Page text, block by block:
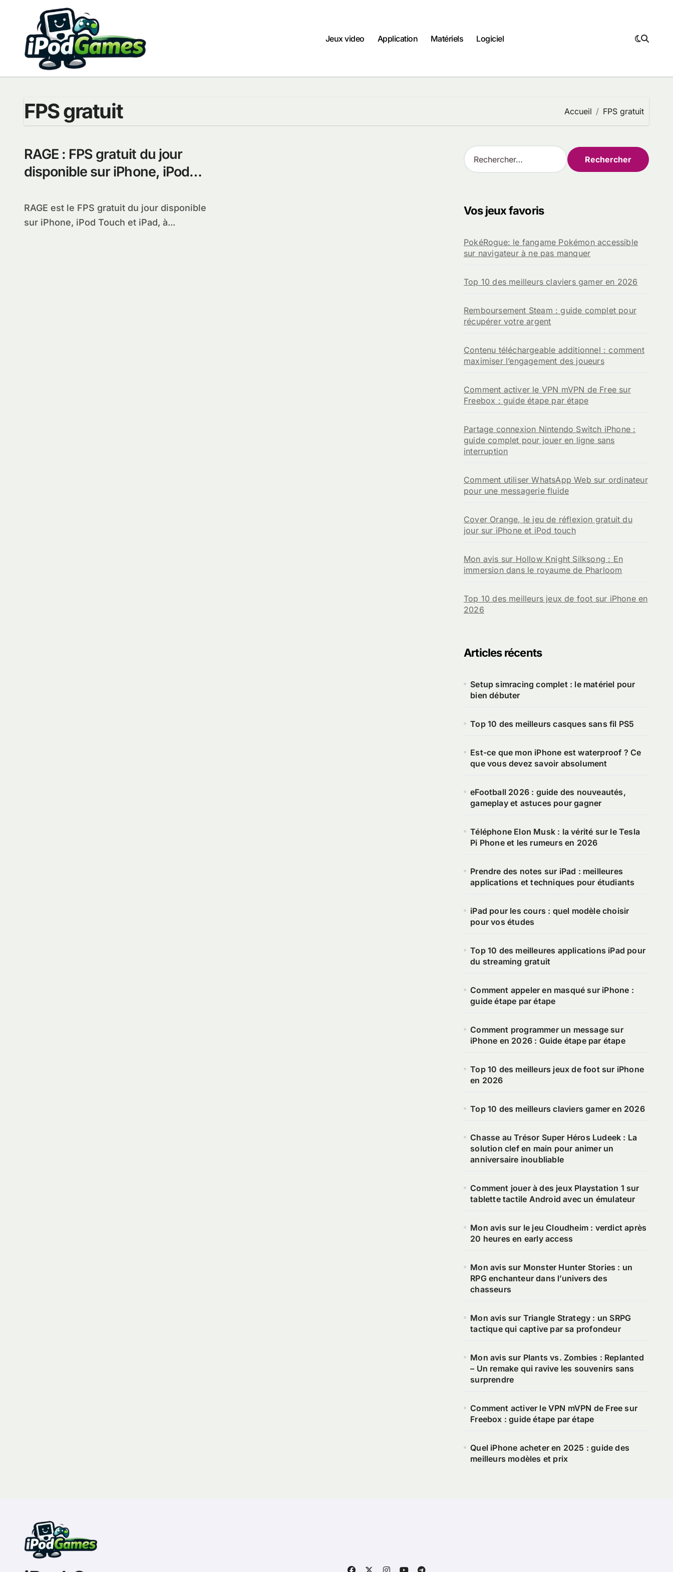
Jeux video
Application Matériels Logiciel
FPS gratuit Accueil FPS gratuit
RAGE : FPS gratuit du jour
disponible sur iPhone, iPod
RAGE est le FPS gratuit du jour disponible
sur iPhone, iPod Touch et iPad, à...
R
e
r
c
e
r
Vos jeux favoris
PokéRogue: le fangame Pokémon accessible
sur navigateur à ne pas manquer
Top 10 des meilleurs claviers gamer en 2026
Remboursement Steam : guide complet pour
récupérer votre argent
Contenu téléchargeable additionnel : comment
maximiser l’engagement des joueurs
Comment activer le VPN mVPN de Free sur
Freebox : guide étape par étape
Partage connexion Nintendo Switch iPhone :
guide complet pour jouer en ligne sans
interruption
Comment utiliser WhatsApp Web sur ordinateur
pour une messagerie fluide
Cover Orange, le jeu de réflexion gratuit du
jour sur iPhone et iPod touch
Mon avis sur Hollow Knight Silksong : En
immersion dans le royaume de Pharloom
Top 10 des meilleurs jeux de foot sur iPhone en
2026
Articles récents
Setup simracing complet : le matériel pour
bien débuter
Top 10 des meilleurs casques sans fil PS5
Est-ce que mon iPhone est waterproof ? Ce
que vous devez savoir absolument
eFootball 2026 : guide des nouveautés,
gameplay et astuces pour gagner
Téléphone Elon Musk : la vérité sur le Tesla
Pi Phone et les rumeurs en 2026
Prendre des notes sur iPad : meilleures
applications et techniques pour étudiants
iPad pour les cours : quel modèle choisir
pour vos études
Top 10 des meilleures applications iPad pour
du streaming gratuit
Comment appeler en masqué sur iPhone :
guide étape par étape
Comment programmer un message sur
iPhone en 2026 : Guide étape par étape
Top 10 des meilleurs jeux de foot sur iPhone
en 2026
Top 10 des meilleurs claviers gamer en 2026
Chasse au Trésor Super Héros Ludeek : La
solution clef en main pour animer un
anniversaire inoubliable
Comment jouer à des jeux Playstation 1 sur
tablette tactile Android avec un émulateur
Mon avis sur le jeu Cloudheim : verdict après
20 heures en early access
Mon avis sur Monster Hunter Stories : un
RPG enchanteur dans l’univers des
chasseurs
Mon avis sur Triangle Strategy : un SRPG
tactique qui captive par sa profondeur
Mon avis sur Plants vs. Zombies : Replanted
– Un remake qui ravive les souvenirs sans
surprendre
Comment activer le VPN mVPN de Free sur
Freebox : guide étape par étape
Quel iPhone acheter en 2025 : guide des
meilleurs modèles et prix